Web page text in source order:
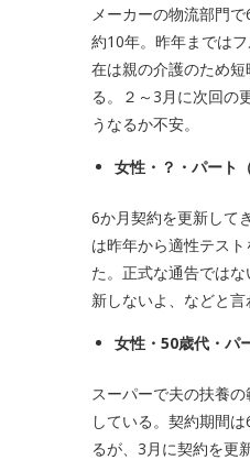
メーカーの物流部門
約10年。昨年までは
在は親の介護のため
る。２～3月に次回の
うなるか不安。
女性・？・パート
6か月契約を更新して
は昨年から適性テス
た。正式な通告では
新しないよ、などと言
女性・ 50歳代・パ
スーパーで夫の扶養
している。契約期間
るが、3月に契約を更